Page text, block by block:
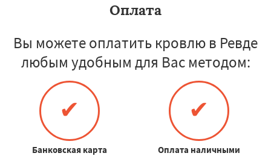
Оплата
Вы можете оплатить кровлю в Ревде
любым удобным для Вас методом:
✔
Банковская карта
✔
Оплата наличными